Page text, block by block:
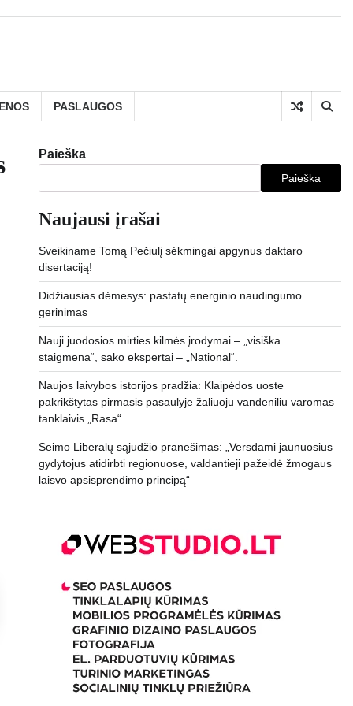
PASLAUGOS
Paieška
Paieška
Naujausi įrašai
Sveikiname Tomą Pečiulį sėkmingai apgynus daktaro
disertaciją!
Didžiausias dėmesys: pastatų energinio naudingumo
gerinimas
Nauji juodosios mirties kilmės įrodymai – „visiška
staigmena“, sako ekspertai – „National“.
Naujos laivybos istorijos pradžia: Klaipėdos uoste
pakrikštytas pirmasis pasaulyje žaliuoju vandeniliu varomas
tanklaivis „Rasa“
Seimo Liberalų sąjūdžio pranešimas: „Versdami jaunuosius
gydytojus atidirbti regionuose, valdantieji pažeidė žmogaus
laisvo apsisprendimo principą“